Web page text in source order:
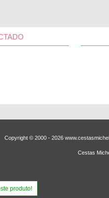
Copyright © 2000 - ­2026
Cestas
produto!